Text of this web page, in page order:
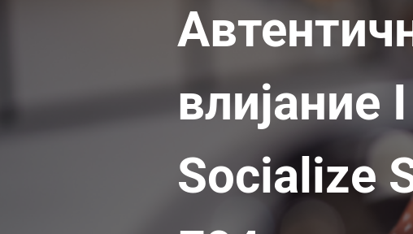
влијание
Socialize